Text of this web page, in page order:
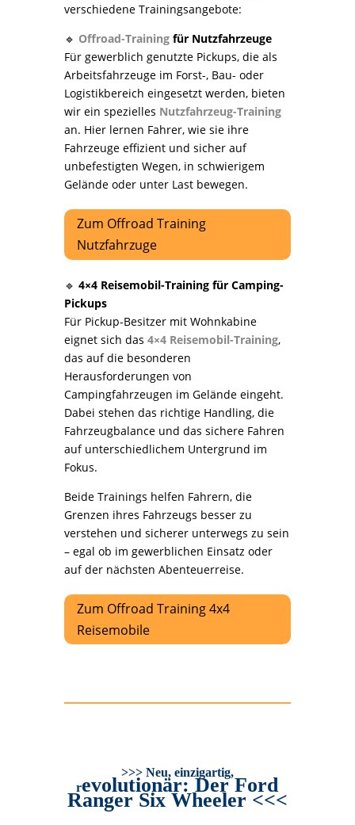
verschiedene Trainingsangebote:
🔹 Offroad-Trainingfür Nutzfahrzeuge
Für gewerblich genutzte Pickups, die als
Arbeitsfahrzeuge im Forst-, Bau- oder
Logistikbereich eingesetzt werden, bieten
wir ein spezielles Nutzfahrzeug-Training
an. Hier lernen Fahrer, wie sie ihre
Fahrzeuge effizient und sicher auf
unbefestigten Wegen, in schwierigem
Gelände oder unter Last bewegen.
Zum Offroad Training
Nutzfahrzuge
🔹 4×4 Reisemobil-Training für Camping-
Pickups
Für Pickup-Besitzer mit Wohnkabine
eignet sich das 4×4 Reisemobil-Training,
das auf die besonderen
Herausforderungen von
Campingfahrzeugen im Gelände eingeht.
Dabei stehen das richtige Handling, die
Fahrzeugbalance und das sichere Fahren
auf unterschiedlichem Untergrund im
Fokus.
Beide Trainings helfen Fahrern, die
Grenzen ihres Fahrzeugs besser zu
verstehen und sicherer unterwegs zu sein
– egal ob im gewerblichen Einsatz oder
auf der nächsten Abenteuerreise.
Zum Offroad Training 4x4
Reisemobile
>>> Neu, einzigartig,
evolutionär: Der Ford